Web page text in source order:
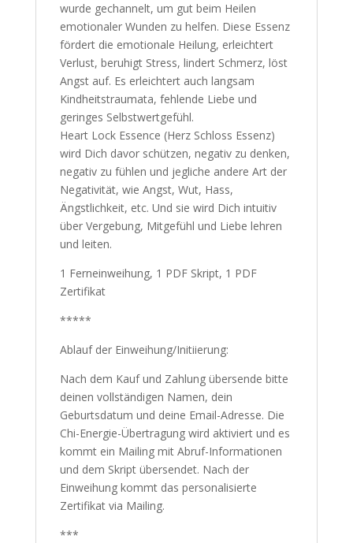
wurde gechannelt, um gut beim Heilen
emotionaler Wunden zu helfen. Diese Essenz
fördert die emotionale Heilung, erleichtert
Verlust, beruhigt Stress, lindert Schmerz, löst
Angst auf. Es erleichtert auch langsam
Kindheitstraumata, fehlende Liebe und
geringes Selbstwertgefühl.
Heart Lock Essence (Herz Schloss Essenz)
wird Dich davor schützen, negativ zu denken,
negativ zu fühlen und jegliche andere Art der
Negativität, wie Angst, Wut, Hass,
Ängstlichkeit, etc. Und sie wird Dich intuitiv
über Vergebung, Mitgefühl und Liebe lehren
und leiten.
1 Ferneinweihung, 1 PDF Skript, 1 PDF
Zertifikat
*****
Ablauf der Einweihung/Initiierung:
Nach dem Kauf und Zahlung übersende bitte
deinen vollständigen Namen, dein
Geburtsdatum und deine Email-Adresse. Die
Chi-Energie-Übertragung wird aktiviert und es
kommt ein Mailing mit Abruf-Informationen
und dem Skript übersendet. Nach der
Einweihung kommt das personalisierte
Zertifikat via Mailing.
***